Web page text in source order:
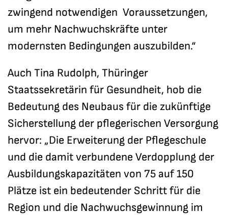
zwingend notwendigen Voraussetzungen,
um mehr Nachwuchskräfte unter
modernsten Bedingungen auszubilden.“
Auch Tina Rudolph, Thüringer
Staatssekretärin für Gesundheit, hob die
Bedeutung des Neubaus für die zukünftige
Sicherstellung der pflegerischen Versorgung
hervor: „Die Erweiterung der Pflegeschule
und die damit verbundene Verdopplung der
Ausbildungskapazitäten von 75 auf 150
Plätze ist ein bedeutender Schritt für die
Region und die Nachwuchsgewinnung im